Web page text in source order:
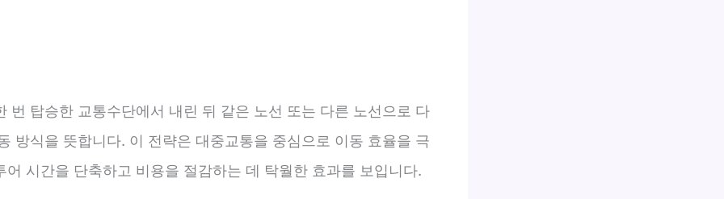
번 탑승한 교통수단에서 내린 뒤 같은 노선 또는 다른 노선으로 다
방식을 뜻합니다. 이 전략은 대중교통을 중심으로 이동 효율을 극
어 시간을 단축하고 비용을 절감하는 데 탁월한 효과를 보입니다.